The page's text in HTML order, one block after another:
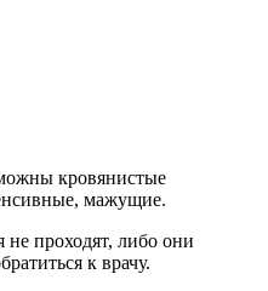
кровянистые
мажущие.
не проходят, либо они
к врачу.